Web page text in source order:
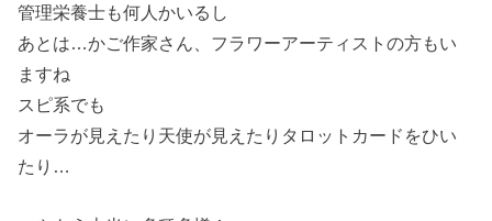
管理栄養士も何人かいるし
あとは…かご作家さん、フラワーアーティストの方もい
ますね
スピ系でも
オーラが見えたり天使が見えたりタロットカードをひい
たり…